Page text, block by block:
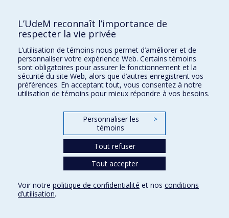
1990
Des enfants pour le paradis : la mortalité des nouveau-
nés en Nouvelle-France
de grands-parents en France
2017
Démographie et conflit : une analyse de la fécondité en
Israël et en Palestine
1992
De la reconstitution à la projection des ménages : une
application au Canada
De la pénurie à la sous-utilisation de la main-
d&apos;oeuvre : un essai sur la problématique des
ressources humaines en Côte d&apos;Ivoire
Cycle de vie de la famille et comportement du
consommateur canadien en 1982
Croissance de la population urbaine au Niger de 1960 à
1977
1992
Création, administration et évaluation d&apos;un
L’UdeM reconnaît l’importance de
respecter la vie privée
L’utilisation de témoins nous permet d’améliorer et de
personnaliser votre expérience Web. Certains témoins
sont obligatoires pour assurer le fonctionnement et la
sécurité du site Web, alors que d’autres enregistrent vos
préférences. En acceptant tout, vous consentez à notre
utilisation de témoins pour mieux répondre à vos besoins.
Personnaliser les
témoins
>
Tout refuser
Tout accepter
Voir notre politique de confidentialité et nos conditions
d’utilisation.